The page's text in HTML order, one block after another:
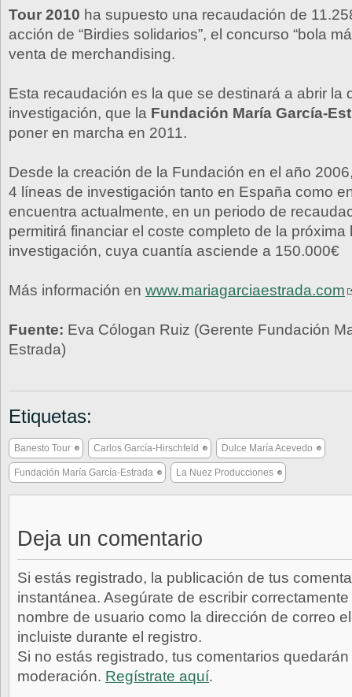
Tour 2010 ha supuesto una recaudación de
acción de “Birdies solidarios”, el concurso “bola
venta de merchandising.
Esta recaudación es la que se destinará a abrir la
investigación, que la Fundación María García-
poner en marcha en 2011.
Desde la creación de la Fundación en el año
4 líneas de investigación tanto en España como
encuentra actualmente, en un periodo de
permitirá financiar el coste completo de la próxima
investigación, cuya cuantía asciende a 150.000€
Más información en www.mariagarciaestrada.com
Fuente: Eva Cólogan Ruiz (Gerente Fundación
Estrada)
Etiquetas:
Banesto Tour Carlos García-Hirschfeld Dulce María Acevedo
Fundación María García-Estrada La Nuez Producciones
Deja un comentario
Si estás registrado, la publicación de tus
instantánea. Asegúrate de escribir
nombre de usuario como la dirección de correo
incluiste durante el registro.
Si no estás registrado, tus comentarios
moderación. Regístrate aquí.